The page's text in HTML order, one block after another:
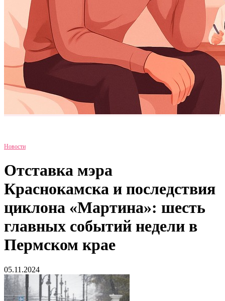
Новости
Отставка мэра
Краснокамска и последствия
циклона «Мартина»: шесть
главных событий недели в
Пермском крае
05.11.2024